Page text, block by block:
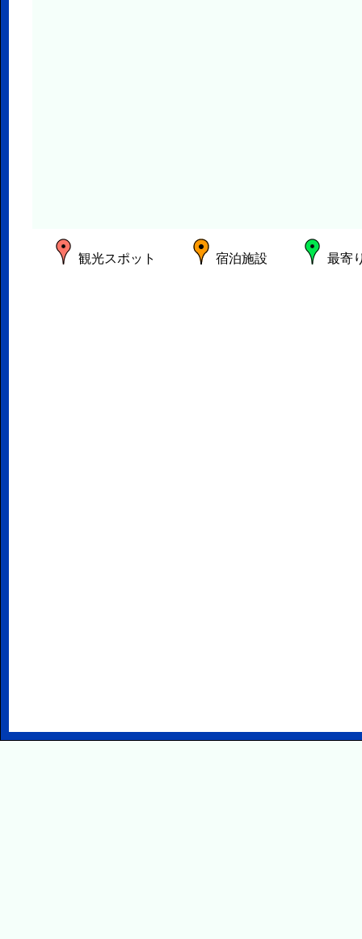
観光スポット 宿泊施設 最寄